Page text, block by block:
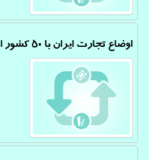
اوضاع تجارت ایران با ۵۰ کشور اسلامی